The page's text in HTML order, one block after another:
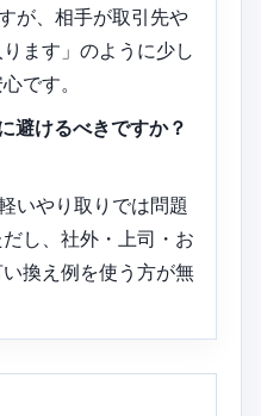
が、相手が取引先や
ます」のように少し
です。
避けるべきですか？
いやり取りでは問題
し、社外・上司・お
換え例を使う方が無